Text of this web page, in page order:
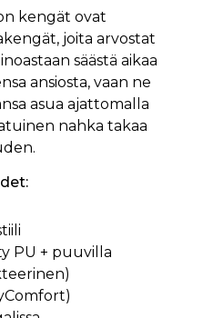
kengät ovat
joita arvostat
säästä aikaa
ansiosta, vaan ne
asua ajattomalla
nahka takaa
PU + puuvilla